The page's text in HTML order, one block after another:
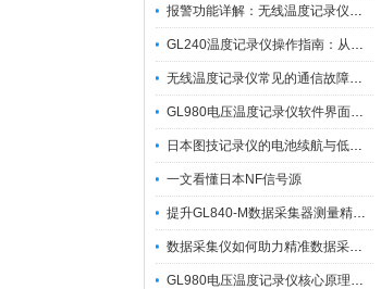
报警功能详解：无线温度记录仪的阈值设定与通知机制
GL240温度记录仪操作指南：从开箱、接线到数据导出的标准化流程
无线温度记录仪常见的通信故障诊断与排除指南
GL980电压温度记录仪软件界面功能与使用技巧
日本图技记录仪的电池续航与低功耗模式适用场景分析
一文看懂日本NF信号源
提升GL840-M数据采集器测量精度的操作秘籍
数据采集仪如何助力精准数据采集与分析？​
GL980电压温度记录仪核心原理及行业应用